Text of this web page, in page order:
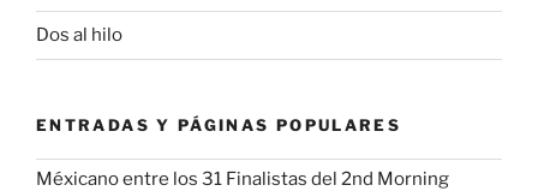
Dos al hilo
ENTRADAS Y PÁGINAS POPULARES
Méxicano entre los 31 Finalistas del 2nd Morning